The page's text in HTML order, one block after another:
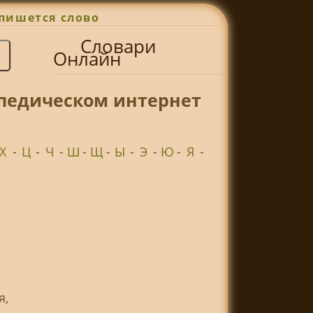
слово
Словари
Онлайн
интернет
Х - Ц - Ч - Ш - Щ - Ы - Э - Ю- Я -